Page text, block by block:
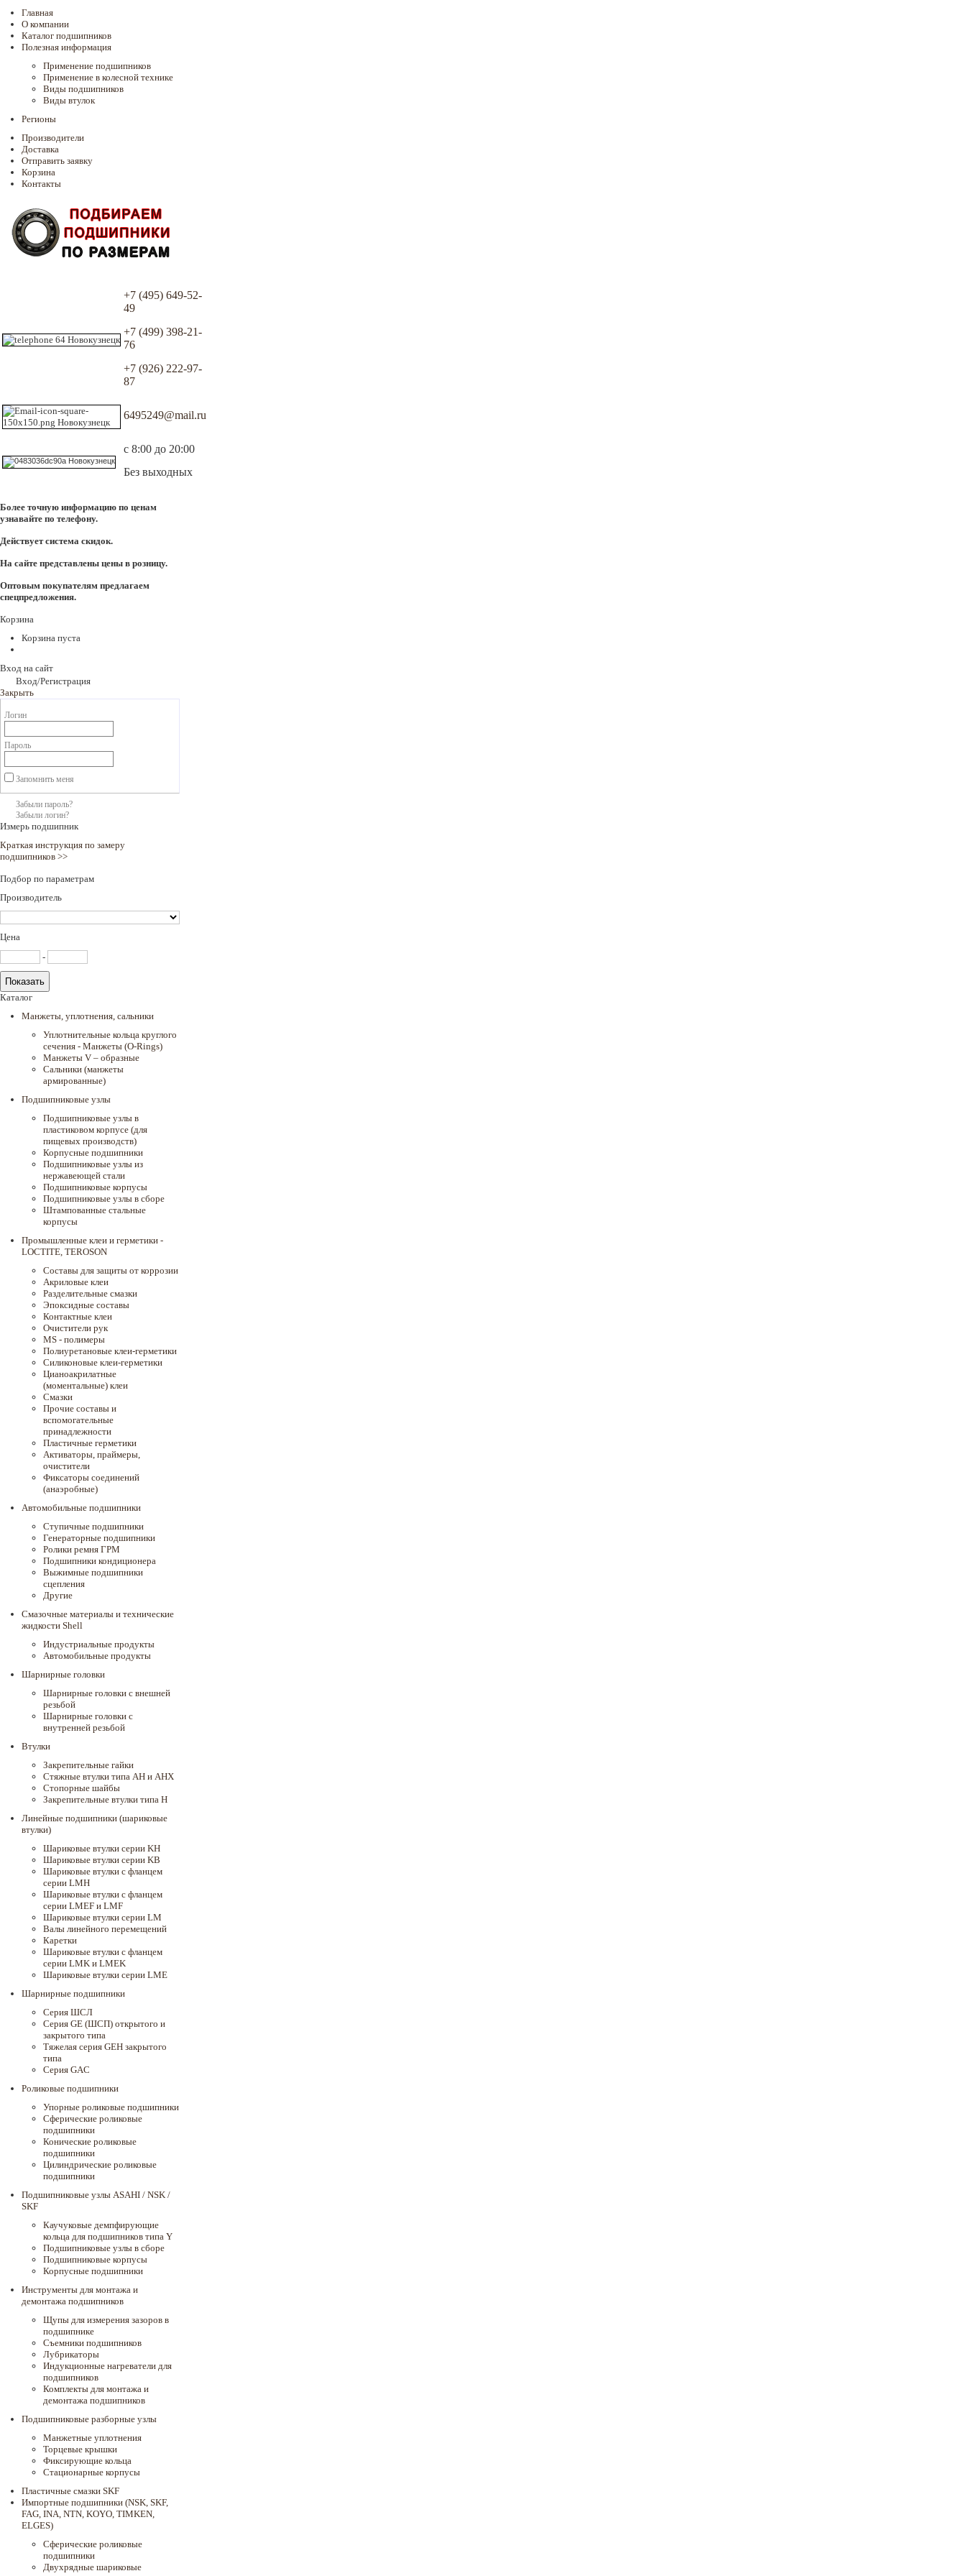
Главная
О компании
Каталог подшипников
Полезная информация
Применение подшипников
Применение в колесной технике
Виды подшипников
Виды втулок
Регионы
Производители
Доставка
Отправить заявку
Корзина
Контакты
+7 (495) 649-52-
49
+7 (499) 398-21-
76
+7 (926) 222-97-
87
6495249@mail.ru
с 8:00 до 20:00
Без выходных
Более точную информацию по ценам
узнавайте по телефону.
Действует система скидок.
На сайте представлены цены в розницу.
Оптовым покупателям предлагаем
спецпредложения.
Корзина
Корзина пуста
Вход на сайт
Вход/Регистрация
Закрыть
Логин
Пароль
Запомнить меня
Забыли пароль?
Забыли логин?
Измерь подшипник
Краткая инструкция по замеру
подшипников >>
Подбор по параметрам
Производитель
Цена
-
Каталог
Манжеты, уплотнения, сальники
Уплотнительные кольца круглого
сечения - Манжеты (O-Rings)
Манжеты V – образные
Сальники (манжеты
армированные)
Подшипниковые узлы
Подшипниковые узлы в
пластиковом корпусе (для
пищевых производств)
Корпусные подшипники
Подшипниковые узлы из
нержавеющей стали
Подшипниковые корпусы
Подшипниковые узлы в сборе
Штампованные стальные
корпусы
Промышленные клеи и герметики -
LOCTITE, TEROSON
Составы для защиты от коррозии
Акриловые клеи
Разделительные смазки
Эпоксидные составы
Контактные клеи
Очистители рук
MS - полимеры
Полиуретановые клеи-герметики
Силиконовые клеи-герметики
Цианоакрилатные
(моментальные) клеи
Смазки
Прочие составы и
вспомогательные
принадлежности
Пластичные герметики
Активаторы, праймеры,
очистители
Фиксаторы соединений
(анаэробные)
Автомобильные подшипники
Ступичные подшипники
Генераторные подшипники
Ролики ремня ГРМ
Подшипники кондиционера
Выжимные подшипники
сцепления
Другие
Смазочные материалы и технические
жидкости Shell
Индустриальные продукты
Автомобильные продукты
Шарнирные головки
Шарнирные головки с внешней
резьбой
Шарнирные головки с
внутренней резьбой
Втулки
Закрепительные гайки
Стяжные втулки типа AH и AHX
Стопорные шайбы
Закрепительные втулки типа H
Линейные подшипники (шариковые
втулки)
Шариковые втулки серии KH
Шариковые втулки серии KB
Шариковые втулки с фланцем
серии LMH
Шариковые втулки с фланцем
серии LMEF и LMF
Шариковые втулки серии LM
Валы линейного перемещений
Каретки
Шариковые втулки с фланцем
серии LMK и LMEK
Шариковые втулки серии LME
Шарнирные подшипники
Cерия ШСЛ
Серия GE (ШСП) открытого и
закрытого типа
Тяжелая серия GEH закрытого
типа
Серия GAC
Роликовые подшипники
Упорные роликовые подшипники
Сферические роликовые
подшипники
Конические роликовые
подшипники
Цилиндрические роликовые
подшипники
Подшипниковые узлы ASAHI / NSK /
SKF
Каучуковые демпфирующие
кольца для подшипников типа Y
Подшипниковые узлы в сборе
Подшипниковые корпусы
Корпусные подшипники
Инструменты для монтажа и
демонтажа подшипников
Щупы для измерения зазоров в
подшипнике
Съемники подшипников
Лубрикаторы
Индукционные нагреватели для
подшипников
Комплекты для монтажа и
демонтажа подшипников
Подшипниковые разборные узлы
Манжетные уплотнения
Торцевые крышки
Фиксирующие кольца
Стационарные корпусы
Пластичные смазки SKF
Импортные подшипники (NSK, SKF,
FAG, INA, NTN, KOYO, TIMKEN,
ELGES)
Сферические роликовые
подшипники
Двухрядные шариковые